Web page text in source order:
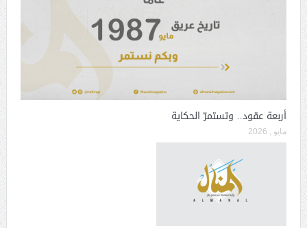
أربعة عقود.. وتستمرّ الحكاية
مايو , 2026